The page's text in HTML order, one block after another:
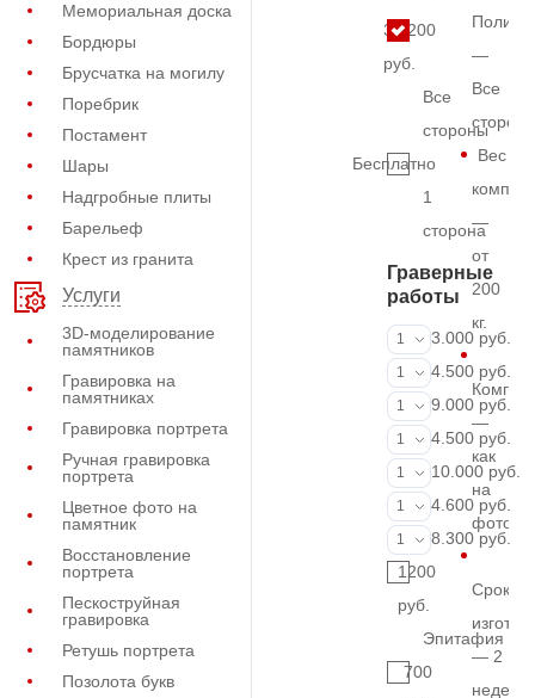
Мемориальная доска
Бордюры
Брусчатка на могилу
Поребрик
Постамент
Шары
Надгробные плиты
Барельеф
Крест из гранита
Услуги
3D-моделирование
памятников
Гравировка на
памятниках
Гравировка портрета
Ручная гравировка
портрета
Цветное фото на
памятник
Восстановление
портрета
Пескоструйная
гравировка
Ретушь портрета
Позолота букв
31.200
руб.
Все
стороны
Бесплатно
1
сторона
Граверные
работы
ФИО и даты
1
3.000 руб.
ФИО и даты
1
4.500 руб.
ФИО и даты
1
9.000 руб.
Портрет
1
4.500 руб.
Портрет
1
10.000 руб.
Фотокерамика
1
4.600 руб.
Фото на
1
8.300 руб.
1200
руб.
Эпитафия
700
—
Все
Вес
—
от
200
кг.
—
как
на
фото
Срок
— 2
недели